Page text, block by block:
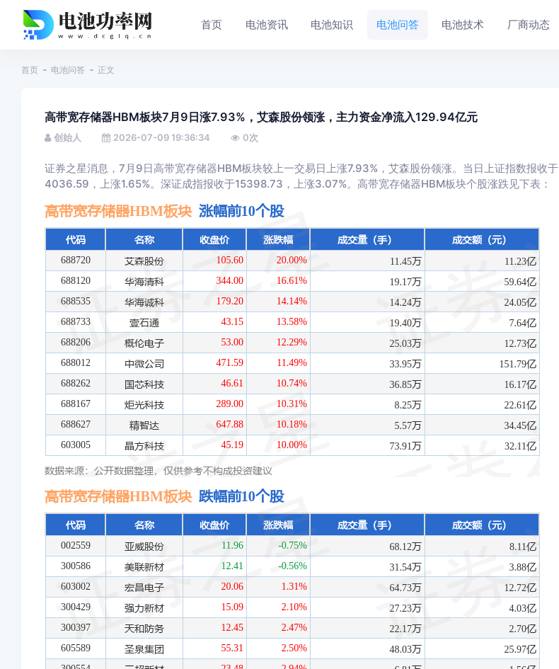
首页 电池资讯 电池知识 电池问答 电池技术 厂商动态
首页 电池问答 正文
高带宽存储器HBM板块7月9日涨7.93%，艾森股份领涨，主力资金净流入129.94亿元
创始人 2026-07-09 19:36:34 0次
证券之星消息，7月9日高带宽存储器HBM板块较上一交易日上涨7.93%，艾森股份领涨。当日上证指数报收于
4036.59，上涨1.65%。深证成指报收于15398.73，上涨3.07%。高带宽存储器HBM板块个股涨跌见下表：